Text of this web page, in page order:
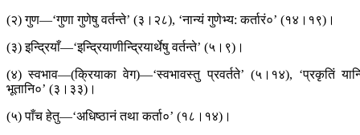
(२) गुण—‘गुणा गुणेषु वर्तन्ते’ (३।२८), ‘नान्यं गुणेभ्य: कर्तारं०’ (१४।१९)।
(३) इन्द्रियाँ—‘इन्द्रियाणीन्द्रियार्थेषु वर्तन्ते’ (५।९)।
(४) स्वभाव—(क्रियाका वेग)—‘स्वभावस्तु प्रवर्तते’ (५।१४), ‘प्रकृतिं
भूतानि०’ (३।३३)।
(५) पाँच हेतु—‘अधिष्ठानं तथा कर्ता०’ (१८।१४)।